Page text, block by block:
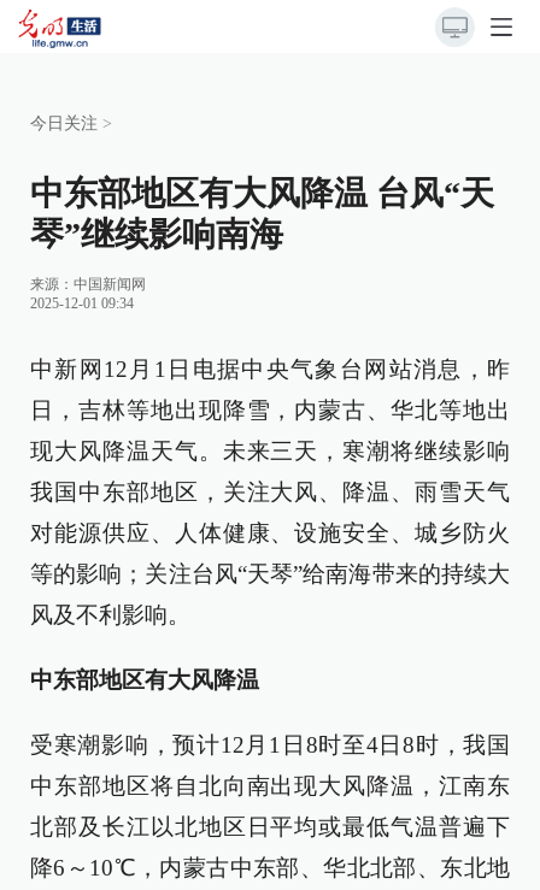
今日关注 >
中东部地区有大风降温 台风“天
琴”继续影响南海
来源： 中国新闻网
2025-12-01 09:34
中新网12月1日电据中央气象台网站消息，昨
日，吉林等地出现降雪，内蒙古、华北等地出
现大风降温天气。未来三天，寒潮将继续影响
我国中东部地区，关注大风、降温、雨雪天气
对能源供应、人体健康、设施安全、城乡防火
等的影响；关注台风“天琴”给南海带来的持续大
风及不利影响。
中东部地区有大风降温
受寒潮影响，预计12月1日8时至4日8时，我国
中东部地区将自北向南出现大风降温，江南东
北部及长江以北地区日平均或最低气温普遍下
降6～10℃，内蒙古中东部、华北北部、东北地